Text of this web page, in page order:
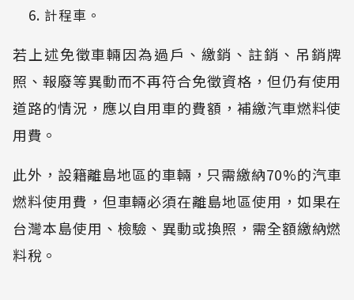
計程車。
若上述免徵車輛因為過戶、繳銷、註銷、吊銷牌
照、報廢等異動而不再符合免徵資格，但仍有使用
道路的情況，應以自用車的費額，補繳汽車燃料使
用費。
此外，設籍離島地區的車輛，只需繳納70%的汽車
燃料使用費，但車輛必須在離島地區使用，如果在
台灣本島使用、檢驗、異動或換照，需全額繳納燃
料稅。